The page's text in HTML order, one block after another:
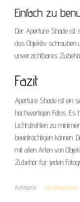
Einfach zu
Der Aperture Shade ist
das Objektiv schrauben
unverzichtbares
Fazit
Aperture Shade ist ein
hochwertigen Fotos. Es
Lichtstrahlen zu
beeinträchtigen können.
mit allen Arten von
Zubehör für jeden
Kategorie Uncategorized